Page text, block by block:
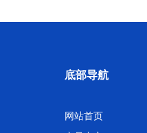
底部导航
网站首页